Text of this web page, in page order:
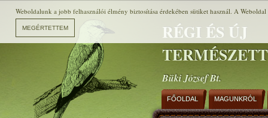
RÉGI ÉS ÚJ
Büki József Bt.
FŐOLDAL MAGUNKRÓL
Weboldalunk a jobb felhasználói élmény biztosítása érdekében sütiket használ. A